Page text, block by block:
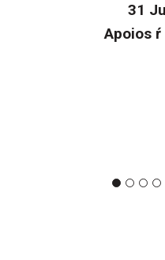
31
Apoios